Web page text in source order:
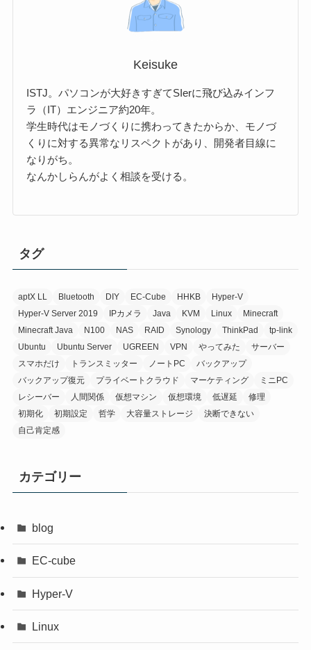
Keisuke
ISTJ。パソコンが大好きすぎてSIerに飛び込みインフ
ラ（IT）エンジニア約20年。
学生時代はモノづくりに携わってきたからか、モノづ
くりに対する異常なリスペクトがあり、開発者目線に
なりがち。
なんかしらんがよく相談を受ける。
タグ
aptX LL Bluetooth DIY EC-Cube HHKB
Hyper-V
Hyper-V Server 2019
IPカメラ Java KVM Linux
Minecraft
Minecraft Java
N100 NAS RAID Synology ThinkPad
tp-link
Ubuntu
Ubuntu Server UGREEN VPN やってみた
サーバー
スマホだけ
トランスミッター ノートPC
バックアップ
バックアップ復元
プライベートクラウド マーケティング
ミニPC
レシーバー
人間関係 仮想マシン 仮想環境 低遅延
修理
初期化
初期設定 哲学 大容量ストレージ
決断できない
自己肯定感
カテゴリー
blog
EC-cube
Hyper-V
Linux